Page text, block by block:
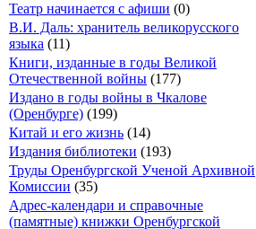
Театр начинается с афиши (0)
В.И. Даль: хранитель великорусского
языка (11)
Книги, изданные в годы Великой
Отечественной войны (177)
Издано в годы войны в Чкалове
(Оренбурге) (199)
Китай и его жизнь (14)
Издания библиотеки (193)
Труды Оренбургской Ученой Архивной
Комиссии (35)
Адрес-календари и справочные
(памятные) книжки Оренбургской